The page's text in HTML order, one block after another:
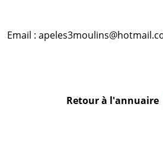
Email :
Retour à l'annuaire